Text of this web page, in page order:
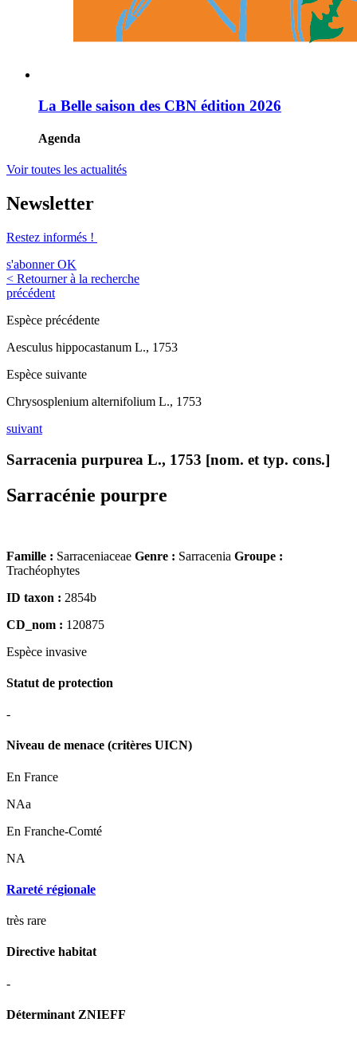
La Belle saison des CBN édition 2026
Agenda
Voir toutes les actualités
Newsletter
Restez informés !
s'abonner OK
< Retourner à la recherche
précédent
Espèce précédente
Aesculus hippocastanum L., 1753
Espèce suivante
Chrysosplenium alternifolium L., 1753
suivant
Sarracenia purpurea L., 1753 [nom. et typ. cons.]
Sarracénie pourpre
Famille : Sarraceniaceae Genre : Sarracenia Groupe :
Trachéophytes
ID taxon : 2854b
CD_nom : 120875
Espèce invasive
Statut de protection
-
Niveau de menace (critères UICN)
En France
NAa
En Franche-Comté
NA
Rareté régionale
très rare
Directive habitat
-
Déterminant ZNIEFF